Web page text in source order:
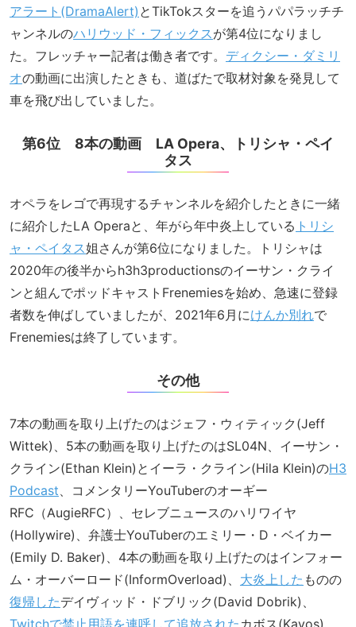
アラート(DramaAlert) とTikTokスターを追うパパラッチチ
ャンネルのハリウッド・フィックスが第4位になりまし
た。フレッチャー記者は働き者です。 ディクシー・ダミリ
オの動画に出演したときも、道ばたで取材対象を発見して
車を飛び出していました。
第6位 8本の動画 LA Opera、トリシャ・ペイ
タス
オペラをレゴで再現するチャンネルを紹介したときに一緒
に紹介したLA Operaと、年がら年中炎上している トリシ
ャ・ペイタス姐さんが第6位になりました。トリシャは
2020年の後半からh3h3productionsのイーサン・クライ
ンと組んでポッドキャストFrenemiesを始め、急速に登録
者数を伸ばしていましたが、2021年6月にけんか別れで
Frenemiesは終了しています。
その他
7本の動画を取り上げたのはジェフ・ウィティック(Jeff
Wittek)、5本の動画を取り上げたのはSL04N、イーサン・
クライン(Ethan Klein)とイーラ・クライン(Hila Klein)のH3
Podcast、コメンタリーYouTuberのオーギー
RFC（AugieRFC）、セレブニュースのハリワイヤ
(Hollywire)、弁護士YouTuberのエミリー・D・ベイカー
(Emily D. Baker)、4本の動画を取り上げたのはインフォー
ム・オーバーロード(InformOverload)、 大炎上した ものの
復帰したデイヴィッド・ドブリック(David Dobrik)、